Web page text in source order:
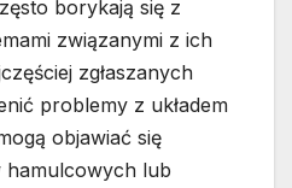
borykają się z
związanymi z ich
zgłaszanych
problemy z układem
objawiać się
hamulcowych lub